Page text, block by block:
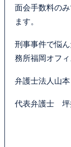
面会手数料の
ます。
刑事事件で悩
務所福岡オフ
弁護士法人山
代表弁護士 坪